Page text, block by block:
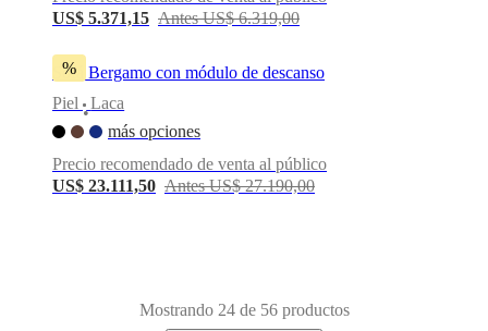
US$ 5.371,15 Antes US$ 6.319,00
%
Sofá Bergamo con módulo de descanso
Piel
•
Laca
más opciones
Precio recomendado de venta al público
US$ 23.111,50 Antes US$ 27.190,00
Mostrando 24 de 56 productos